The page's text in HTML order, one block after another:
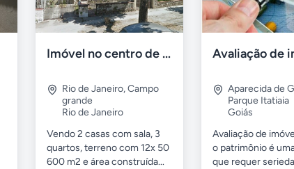
Imóvel no centro de Campo Grande RJ - ótimo para investir
Rio de Janeiro,Campo
grande
Rio de Janeiro
Vendo 2 casas com sala, 3
quartos, terreno com 12x 50
600 m2 e área construída...
Avaliação de
Aparecida de
Parque Itatiaia
Goiás
Avaliação de
o patrimônio é
que requer